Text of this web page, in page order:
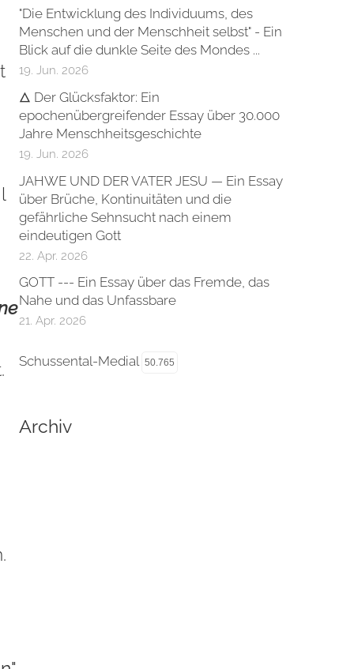
"Die Entwicklung des Individuums, des
Menschen und der Menschheit selbst" - Ein
Blick auf die dunkle Seite des Mondes ...
19. Jun. 2026
🜂 Der Glücksfaktor: Ein
epochenübergreifender Essay über 30.000
Jahre Menschheitsgeschichte
19. Jun. 2026
JAHWE UND DER VATER JESU — Ein Essay
über Brüche, Kontinuitäten und die
gefährliche Sehnsucht nach einem
eindeutigen Gott
22. Apr. 2026
GOTT --- Ein Essay über das Fremde, das
Nahe und das Unfassbare
21. Apr. 2026
Schussental-Medial 50.765
Archiv